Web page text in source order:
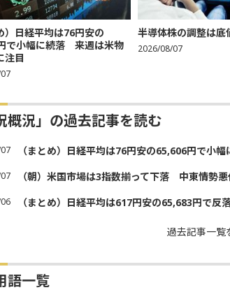
）日経平均は76円安の
で小幅に続落 来週は米物
注目
半導体株の調整は底
2026/08/07
概況」の過去記事を読む
（まとめ）日経平均は76円安の65,606円で小
（朝）米国市場は3指数揃って下落 中東情勢
（まとめ）日経平均は617円安の65,683円で
過去記事一覧
語一覧